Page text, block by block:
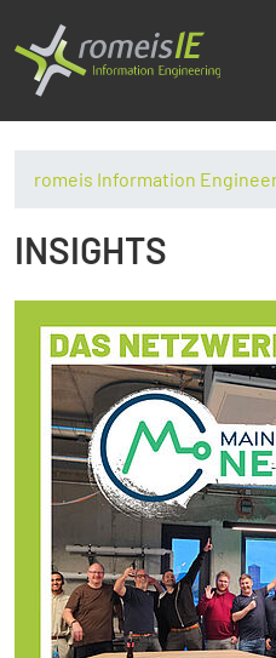
romeis Information
INSIGHTS